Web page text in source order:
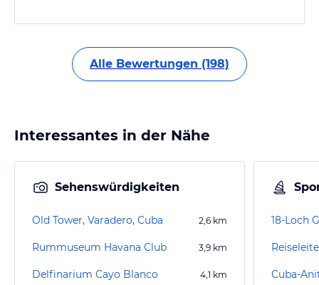
Alle Bewertungen (198)
Interessantes in der Nähe
Sehenswürdigkeiten
Old Tower, Varadero, Cuba 2,6 km
Rummuseum Havana Club 3,9 km
Delfinarium Cayo Blanco 4,1 km
18-Loch
Cuba-